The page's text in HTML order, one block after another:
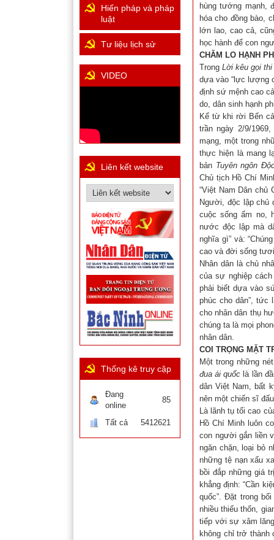
hùng tướng mạnh,
hóa cho đồng bào,
lớn lao, cao cả,
học hành để con
CHĂM LO HẠNH
Trong Lời kêu gọi
dựa vào “lực lượng
định sứ mệnh cao
do, dân sinh hạnh
Kể từ khi rời Bến
trần ngày 2/9/
mạng, một trong
thực hiện là mang
bản Tuyên ngôn
Chủ tịch Hồ Chí
“Việt Nam Dân chủ
Người, độc lập chủ
cuộc sống ấm no,
nước độc lập mà
nghĩa gì” và:
cao và đời sống
Nhân dân là chủ
của sự nghiệp
phải biết dựa vào
phúc cho dân”, tức
cho nhân dân thụ
chúng ta là mọi
nhân dân.
COI TRỌNG MẶT
Một trong những
đua ái quốc là lần
dân Việt Nam, bất
nên một chiến sĩ
Là lãnh tụ tối cao
Hồ Chí Minh luôn
con người gắn liền
ngăn chặn, loại bỏ
những tệ nạn xấu
bồi đắp những giá
khẳng định: “Cần
quốc”. Đặt trong
nhiều thiếu thốn,
tiếp với sự xâm
không chỉ trở thành
Hiến pháp và pháp
luật
Tư liệu lịch sử
VIDEO
Liên kết website
Thống kê truy cập
Đang
online
85
Tất cả 5412621